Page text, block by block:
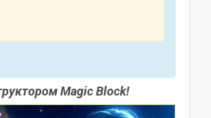
Magic Block!